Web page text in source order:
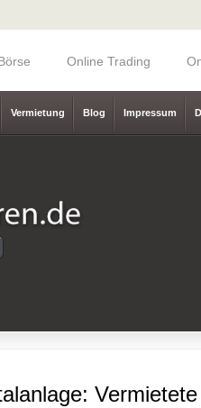
Online Trading
Vermietung Blog Impressum